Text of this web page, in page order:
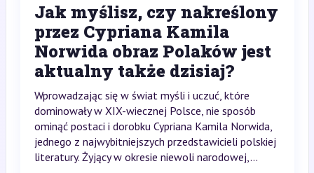
Jak myślisz, czy nakreślony
przez Cypriana Kamila
Norwida obraz Polaków jest
aktualny także dzisiaj?
Wprowadzając się w świat myśli i uczuć, które
dominowały w XIX-wiecznej Polsce, nie sposób
ominąć postaci i dorobku Cypriana Kamila Norwida,
jednego z najwybitniejszych przedstawicieli polskiej
literatury. Żyjący w okresie niewoli narodowej,...